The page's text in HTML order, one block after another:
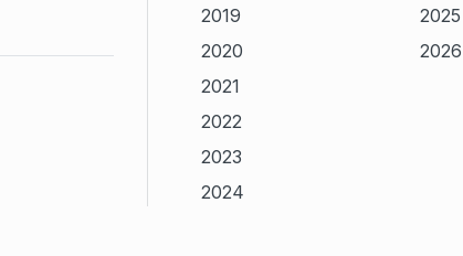
2019
2020
2021
2022
2023
2024
2025
2026